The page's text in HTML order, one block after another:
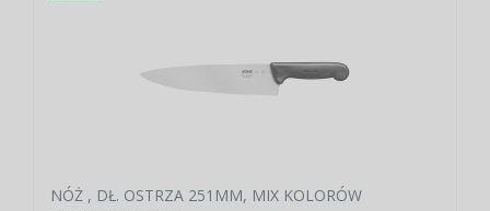
NÓŻ , DŁ. OSTRZA 251MM, MIX KOLORÓW